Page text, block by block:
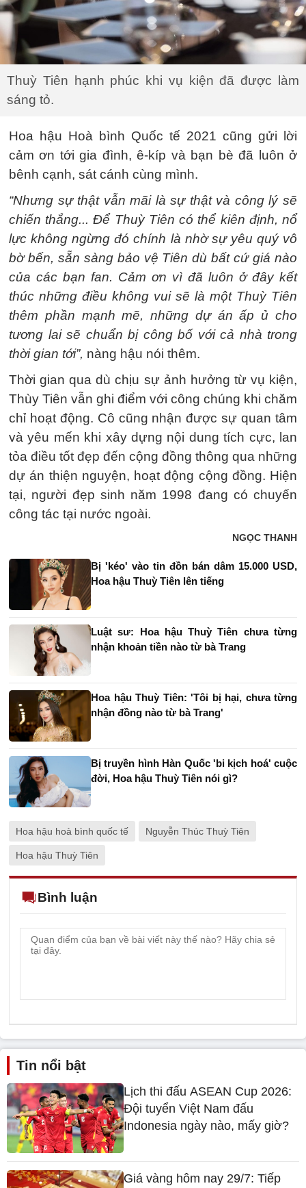
Thuỳ Tiên hạnh phúc khi vụ kiện đã được làm
sáng tỏ.
Hoa hậu Hoà bình Quốc tế 2021 cũng gửi lời
cảm ơn tới gia đình, ê-kíp và bạn bè đã luôn ở
bênh cạnh, sát cánh cùng mình.
“Nhưng sự thật vẫn mãi là sự thật và công lý sẽ
chiến thắng... Để Thuỳ Tiên có thể kiên định, nổ
lực không ngừng đó chính là nhờ sự yêu quý vô
bờ bến, sẵn sàng bảo vệ Tiên dù bất cứ giá nào
của các bạn fan. Cảm ơn vì đã luôn ở đây kết
thúc những điều không vui sẽ là một Thuỳ Tiên
thêm phần mạnh mẽ, những dự án ấp ủ cho
tương lai sẽ chuẩn bị công bố với cả nhà trong
thời gian tới”, nàng hậu nói thêm.
Thời gian qua dù chịu sự ảnh hưởng từ vụ kiện,
Thùy Tiên vẫn ghi điểm với công chúng khi chăm
chỉ hoạt động. Cô cũng nhận được sự quan tâm
và yêu mến khi xây dựng nội dung tích cực, lan
tỏa điều tốt đẹp đến cộng đồng thông qua những
dự án thiện nguyện, hoạt động cộng đồng. Hiện
tại, người đẹp sinh năm 1998 đang có chuyến
công tác tại nước ngoài.
NGỌC THANH
Bị 'kéo' vào tin đồn bán dâm 15.000 USD,
Hoa hậu Thuỳ Tiên lên tiếng
Luật sư: Hoa hậu Thuỳ Tiên chưa từng
nhận khoản tiền nào từ bà Trang
Hoa hậu Thuỳ Tiên: 'Tôi bị hại, chưa từng
nhận đồng nào từ bà Trang'
Bị truyền hình Hàn Quốc 'bi kịch hoá' cuộc
đời, Hoa hậu Thuỳ Tiên nói gì?
Hoa hậu hoà bình quốc tế Nguyễn Thúc Thuỳ Tiên
Hoa hậu Thuỳ Tiên
Bình luận
Tin nổi bật
Lịch thi đấu ASEAN Cup 2026:
Đội tuyển Việt Nam đấu
Indonesia ngày nào, mấy giờ?
Giá vàng hôm nay 29/7: Tiếp